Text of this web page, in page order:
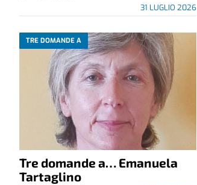
31 LUGLIO 2026
TRE DOMANDE A
Tre domande a… Emanuela
Tartaglino